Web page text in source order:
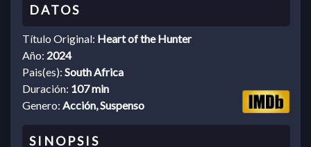
Título Original: Heart of the Hunter
Año: 2024
Pais(es): South Africa
Duración: 107 min
Genero: Acción, Suspenso